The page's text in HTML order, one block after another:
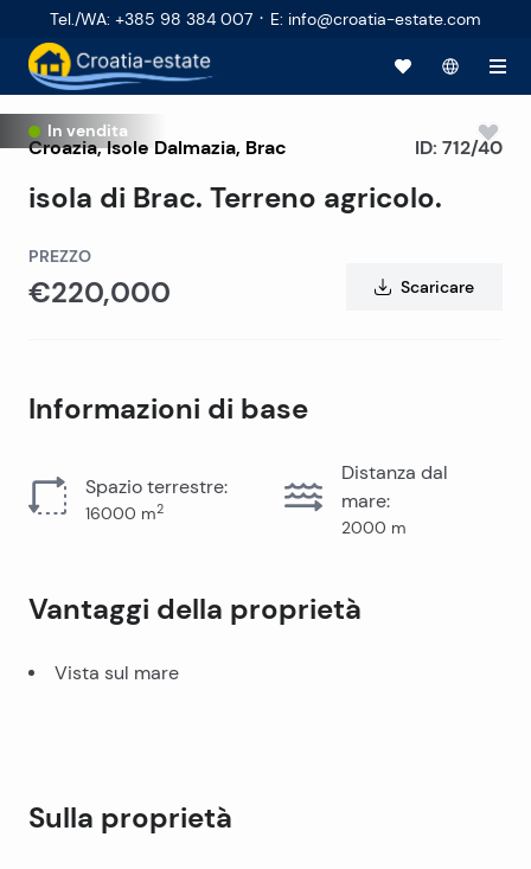
Tel./WA: +385 98 384 007 · E: info@croatia-estate.com
In vendita
Croazia,Isole Dalmazia, Brac
isola di Brac. Terreno agricolo.
ID: 712/40
PREZZO
€220,000 Scaricare
Informazioni di base
Spazio terrestre:
16000 m2
Distanza dal
mare:
2000 m
Vantaggi della proprietà
Vista sul mare
Sulla proprietà